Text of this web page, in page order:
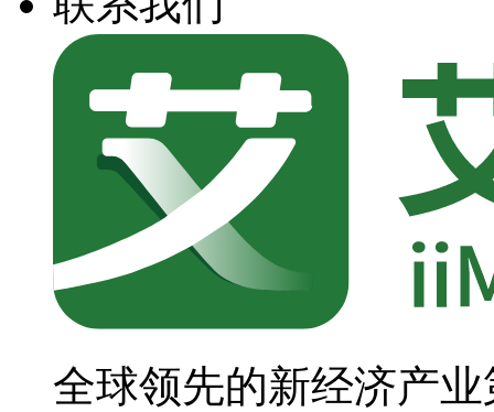
全球领先的新经济产